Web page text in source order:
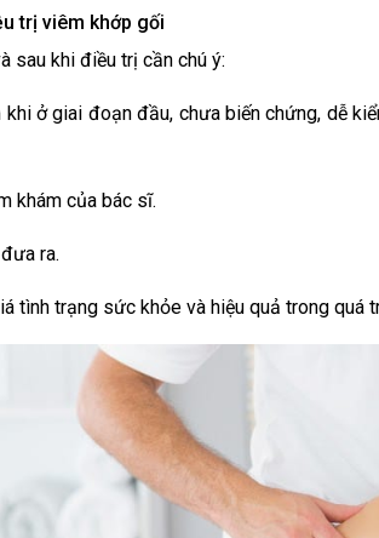
trị viêm khớp gối
sau khi điều trị cần chú ý:
ở giai đoạn đầu, chưa biến chứng, dễ
khám của bác sĩ.
ra.
tình trạng sức khỏe và hiệu quả trong quá